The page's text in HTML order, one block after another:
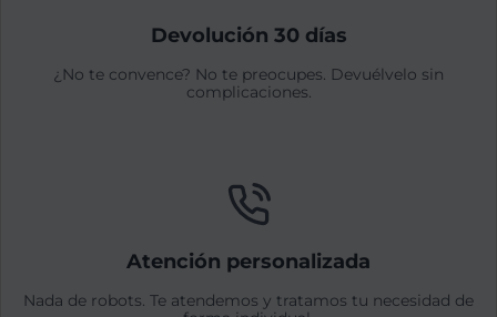
Devolución 30 días
¿No te convence? No te preocupes. Devuélvelo sin
complicaciones.
Atención personalizada
Nada de robots. Te atendemos y tratamos tu necesidad de